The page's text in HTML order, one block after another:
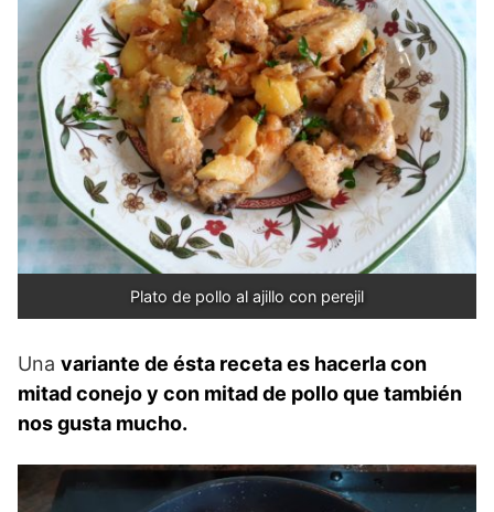
Plato de pollo al ajillo con perejil
Una variante de ésta receta es hacerla con
mitad conejo y con mitad de pollo que también
nos gusta mucho.